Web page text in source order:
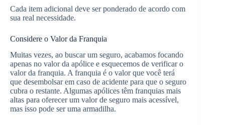
Cada item adicional deve ser ponderado de acordo com
sua real necessidade.
Considere o Valor da Franquia
Muitas vezes, ao buscar um seguro, acabamos focando
apenas no valor da apólice e esquecemos de verificar o
valor da franquia. A franquia é o valor que você terá
que desembolsar em caso de acidente para que o seguro
cubra o restante. Algumas apólices têm franquias mais
altas para oferecer um valor de seguro mais acessível,
mas isso pode ser uma armadilha.